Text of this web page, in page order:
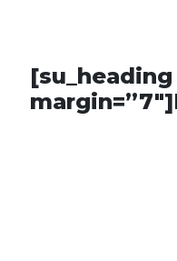
[su_heading